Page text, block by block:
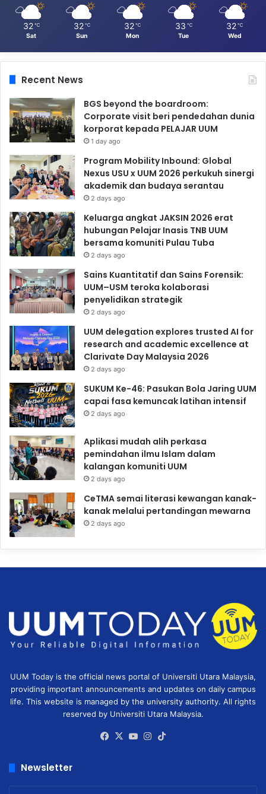
32 ℃
Sat
32 ℃
Sun
32 ℃
Mon
33 ℃
Tue
32 ℃
Wed
Recent News
BGS beyond the boardroom:
Corporate visit beri pendedahan dunia
korporat kepada PELAJAR UUM
1 day ago
Program Mobility Inbound: Global
Nexus USU x UUM 2026 perkukuh sinergi
akademik dan budaya serantau
2 days ago
Keluarga angkat JAKSIN 2026 erat
hubungan Pelajar Inasis TNB UUM
bersama komuniti Pulau Tuba
2 days ago
Sains Kuantitatif dan Sains Forensik:
UUM–USM teroka kolaborasi
penyelidikan strategik
2 days ago
UUM delegation explores trusted AI for
research and academic excellence at
Clarivate Day Malaysia 2026
2 days ago
SUKUM Ke-46: Pasukan Bola Jaring UUM
capai fasa kemuncak latihan intensif
2 days ago
Aplikasi mudah alih perkasa
pemindahan ilmu Islam dalam
kalangan komuniti UUM
2 days ago
CeTMA semai literasi kewangan kanak-
kanak melalui pertandingan mewarna
2 days ago
UUM Today is the official news portal of Universiti Utara Malaysia,
providing important announcements and updates on daily campus
life. This website is managed by the university authority. All rights
reserved by Universiti Utara Malaysia.
Facebook
X YouTubeInstagram
Newsletter